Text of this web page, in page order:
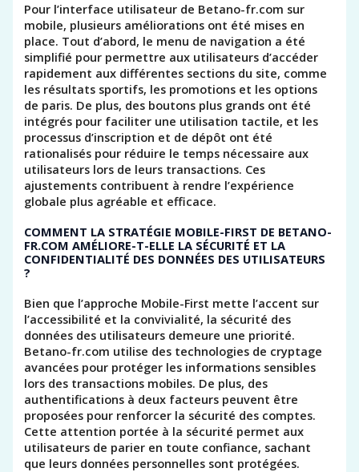
Pour l’interface utilisateur de Betano-fr.com sur
mobile, plusieurs améliorations ont été mises en
place. Tout d’abord, le menu de navigation a été
simplifié pour permettre aux utilisateurs d’accéder
rapidement aux différentes sections du site, comme
les résultats sportifs, les promotions et les options
de paris. De plus, des boutons plus grands ont été
intégrés pour faciliter une utilisation tactile, et les
processus d’inscription et de dépôt ont été
rationalisés pour réduire le temps nécessaire aux
utilisateurs lors de leurs transactions. Ces
ajustements contribuent à rendre l’expérience
globale plus agréable et efficace.
COMMENT LA STRATÉGIE MOBILE-FIRST DE BETANO-
FR.COM AMÉLIORE-T-ELLE LA SÉCURITÉ ET LA
CONFIDENTIALITÉ DES DONNÉES DES UTILISATEURS
?
Bien que l’approche Mobile-First mette l’accent sur
l’accessibilité et la convivialité, la sécurité des
données des utilisateurs demeure une priorité.
Betano-fr.com utilise des technologies de cryptage
avancées pour protéger les informations sensibles
lors des transactions mobiles. De plus, des
authentifications à deux facteurs peuvent être
proposées pour renforcer la sécurité des comptes.
Cette attention portée à la sécurité permet aux
utilisateurs de parier en toute confiance, sachant
que leurs données personnelles sont protégées.